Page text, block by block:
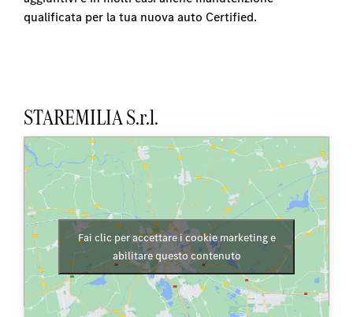
qualificata per la tua nuova auto Certified.
STAREMILIA S.r.l.
Fai clic per accettare i cookie marketing e
abilitare questo contenuto